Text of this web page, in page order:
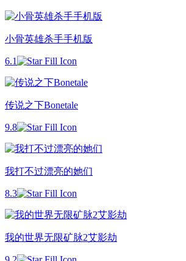
小骨英雄杀手手机版
6.1
传说之下Bonetale
9.8
我打不过漂亮的她们
8.3
我的世界无限矿脉2艾影劫